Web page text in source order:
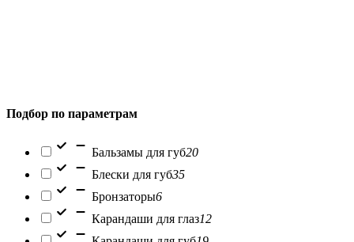
Подбор по параметрам
Бальзамы для губ20
Блески для губ35
Бронзаторы6
Карандаши для глаз12